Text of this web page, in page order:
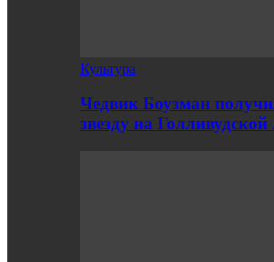
Культура
Чедвик Боузман
звезду на